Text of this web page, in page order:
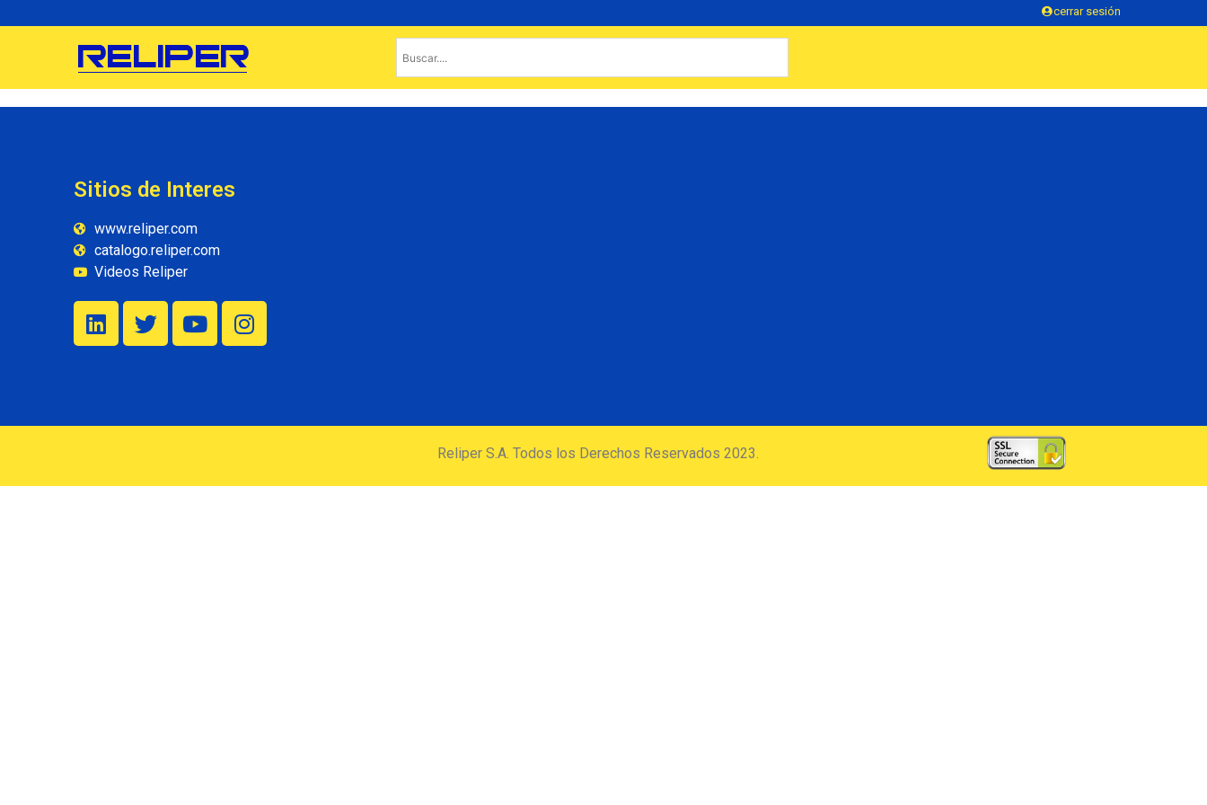
cerrar sesión
Sitios de Interes
www.reliper.com
catalogo.reliper.com
Videos Reliper
Reliper S.A. Todos los Derechos Reservados 2023.